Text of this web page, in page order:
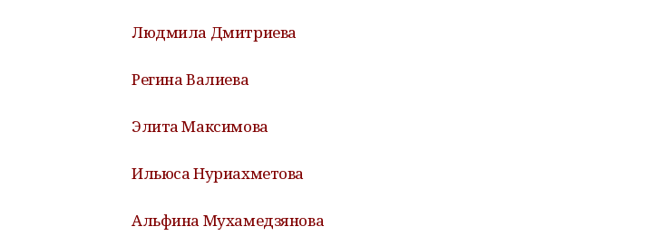
Людмила Дмитриева
Регина Валиева
Элита Максимова
Ильюса Нуриахметова
Альфина Мухамедзянова